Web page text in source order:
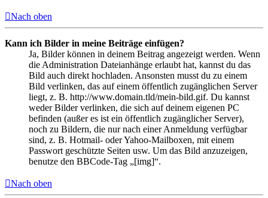
Nach oben
Kann ich Bilder in meine Beiträge einfügen?
Ja, Bilder können in deinem Beitrag angezeigt werden. Wenn
die Administration Dateianhänge erlaubt hat, kannst du das
Bild auch direkt hochladen. Ansonsten musst du zu einem
Bild verlinken, das auf einem öffentlich zugänglichen Server
liegt, z. B. http://www.domain.tld/mein-bild.gif. Du kannst
weder Bilder verlinken, die sich auf deinem eigenen PC
befinden (außer es ist ein öffentlich zugänglicher Server),
noch zu Bildern, die nur nach einer Anmeldung verfügbar
sind, z. B. Hotmail- oder Yahoo-Mailboxen, mit einem
Passwort geschützte Seiten usw. Um das Bild anzuzeigen,
benutze den BBCode-Tag „[img]“.
Nach oben